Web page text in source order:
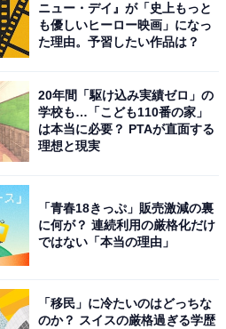
ニュー・デイ』が「史上もっと
も優しいヒーロー映画」になっ
た理由。予習したい作品は？
20年間「駆け込み実績ゼロ」の
学校も…「こども110番の家」
は本当に必要？ PTAが直面する
理想と現実
「青春18きっぷ」販売激減の裏
に何が？ 連続利用の厳格化だけ
ではない「本当の理由」
「移民」に冷たいのはどっちな
のか？ スイスの厳格過ぎる学歴